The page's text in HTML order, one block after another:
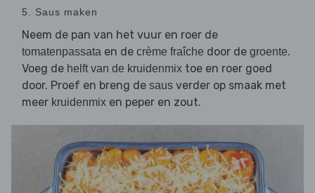
5. Saus maken
Neem de pan van het vuur en roer de
tomatenpassata en de crème fraîche door de groente.
Voeg de helft van de kruidenmix toe en roer goed
door. Proef en breng de saus verder op smaak met
meer kruidenmix en peper en zout.